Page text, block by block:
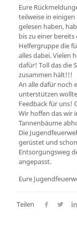
Eure
teilweise in
gelesen haben,
bis zu einer
Helfergruppe die
alles dabei. Vielen
dafür! Toll das die
zusammen hält!!!
An alle dafür noch
unterstützen
Feedback für uns!
Wir hoffen das wir
Tannenbäume
Die
gerüstet und
Entsorgungsweg
angepasst.
Eure
Teilen